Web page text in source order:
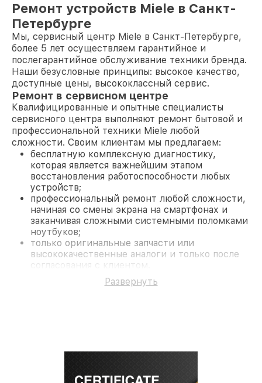
Ремонт устройств Miele в Санкт-
Петербурге
Мы, сервисный центр Miele в Санкт-Петербурге,
более 5 лет осуществляем гарантийное и
послегарантийное обслуживание техники бренда.
Наши безусловные принципы: высокое качество,
доступные цены, высококлассный сервис.
Ремонт в сервисном центре
Квалифицированные и опытные специалисты
сервисного центра выполняют ремонт бытовой и
профессиональной техники Miele любой
сложности. Своим клиентам мы предлагаем:
бесплатную комплексную диагностику,
которая является важнейшим этапом
восстановления работоспособности любых
устройств;
профессиональный ремонт любой сложности,
начиная со смены экрана на смартфонах и
заканчивая сложными системными поломками
ноутбуков;
только оригинальные запчасти или
высококачественные аналоги и только после
согласования с клиентом.
На все работы и замененные комплектующие
предоставляется длительная гарантия. В случае
Развернуть